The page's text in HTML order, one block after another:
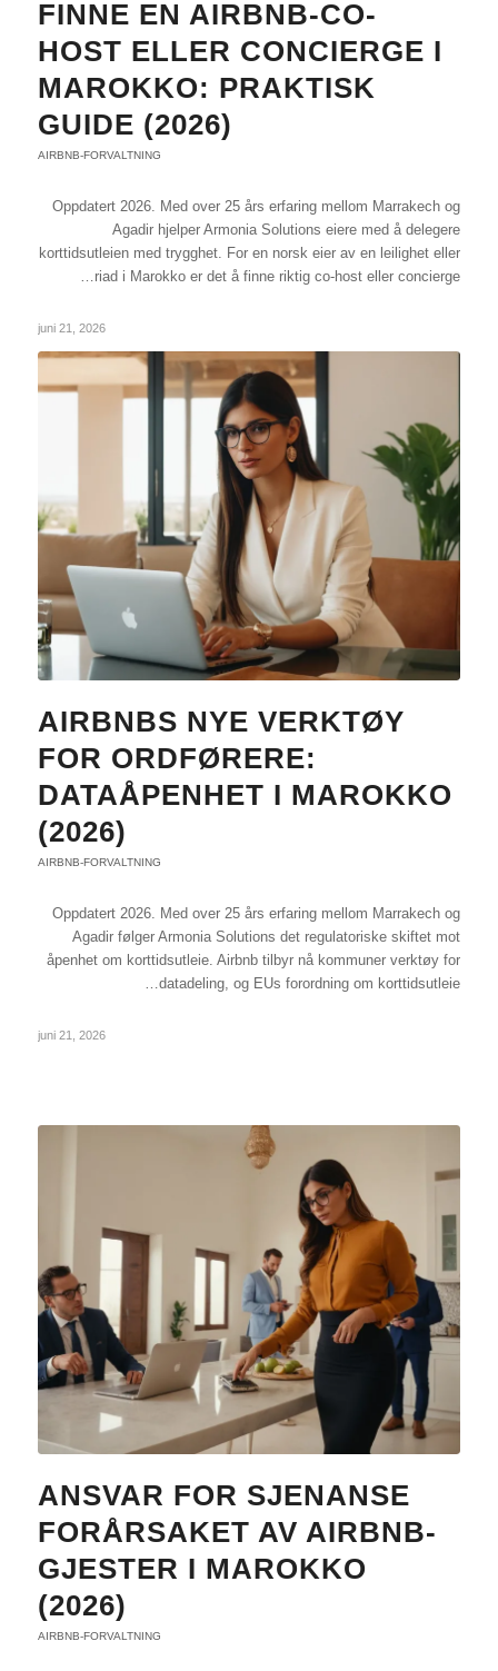
FINNE EN AIRBNB-CO-
HOST ELLER CONCIERGE I
MAROKKO: PRAKTISK
GUIDE (2026)
AIRBNB-FORVALTNING
Oppdatert 2026. Med over 25 års erfaring mellom Marrakech og
Agadir hjelper Armonia Solutions eiere med å delegere
korttidsutleien med trygghet. For en norsk eier av en leilighet eller
riad i Marokko er det å finne riktig co-host eller concierge…
juni 21, 2026
AIRBNBS NYE VERKTØY
FOR ORDFØRERE:
DATAÅPENHET I MAROKKO
(2026)
AIRBNB-FORVALTNING
Oppdatert 2026. Med over 25 års erfaring mellom Marrakech og
Agadir følger Armonia Solutions det regulatoriske skiftet mot
åpenhet om korttidsutleie. Airbnb tilbyr nå kommuner verktøy for
datadeling, og EUs forordning om korttidsutleie…
juni 21, 2026
ANSVAR FOR SJENANSE
FORÅRSAKET AV AIRBNB-
GJESTER I MAROKKO
(2026)
AIRBNB-FORVALTNING